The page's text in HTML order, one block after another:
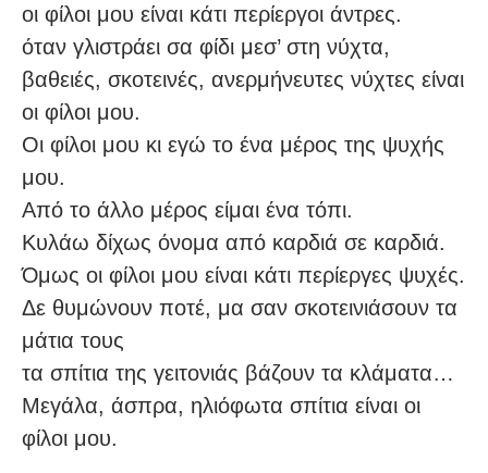
οι φίλοι μου είναι κάτι περίεργοι άντρες.
όταν γλιστράει σα φίδι μεσ’ στη νύχτα,
βαθειές, σκοτεινές, ανερμήνευτες νύχτες είναι
οι φίλοι μου.
Οι φίλοι μου κι εγώ το ένα μέρος της ψυχής
μου.
Από το άλλο μέρος είμαι ένα τόπι.
Κυλάω δίχως όνομα από καρδιά σε καρδιά.
Όμως οι φίλοι μου είναι κάτι περίεργες ψυχές.
Δε θυμώνουν ποτέ, μα σαν σκοτεινιάσουν τα
μάτια τους
τα σπίτια της γειτονιάς βάζουν τα κλάματα…
Μεγάλα, άσπρα, ηλιόφωτα σπίτια είναι οι
φίλοι μου.